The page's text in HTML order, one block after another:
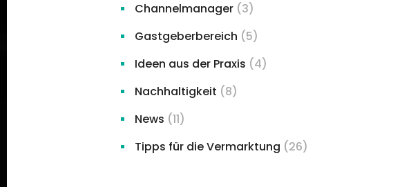
Channelmanager (3)
Gastgeberbereich (5)
Ideen aus der Praxis (4)
Nachhaltigkeit (8)
News (11)
Tipps für die Vermarktung (26)